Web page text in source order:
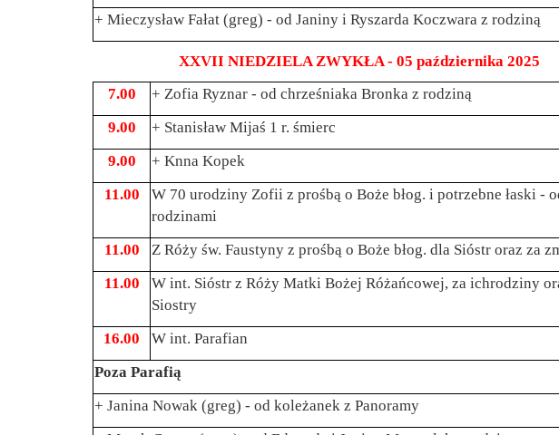
+ Mieczysław Fałat (greg) - od Janiny i Ryszarda Koczwara z rodziną
XXVII NIEDZIELA ZWYKŁA - 05 października 2025
7.00
+ Zofia Ryznar - od chrześniaka Bronka z rodziną
9.00
+ Stanisław Mijaś 1 r. śmierc
9.00
+ Knna Kopek
11.00
W 70 urodziny Zofii z prośbą o Boże błog. i potrzebne łaski -
rodzinami
11.00
Z Róży św. Faustyny z prośbą o Boże błog. dla Sióstr oraz za
11.00
W int. Sióstr z Róży Matki Bożej Różańcowej, za ichrodziny
Siostry
16.00
W int. Parafian
Poza Parafią
+ Janina Nowak (greg) - od koleżanek z Panoramy